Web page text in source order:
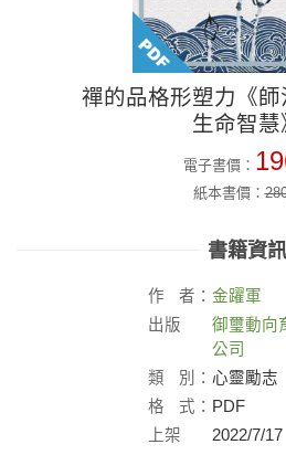
禪的品格形塑力《
生命智慧
電子書價：
紙本書價：
書籍資訊
作 者： 金躍軍
出版
御璽動向
公司
類
別： 心靈勵志
格
式： PDF
上架
2022/7/17